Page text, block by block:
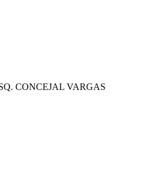
CONCEJAL VARGAS